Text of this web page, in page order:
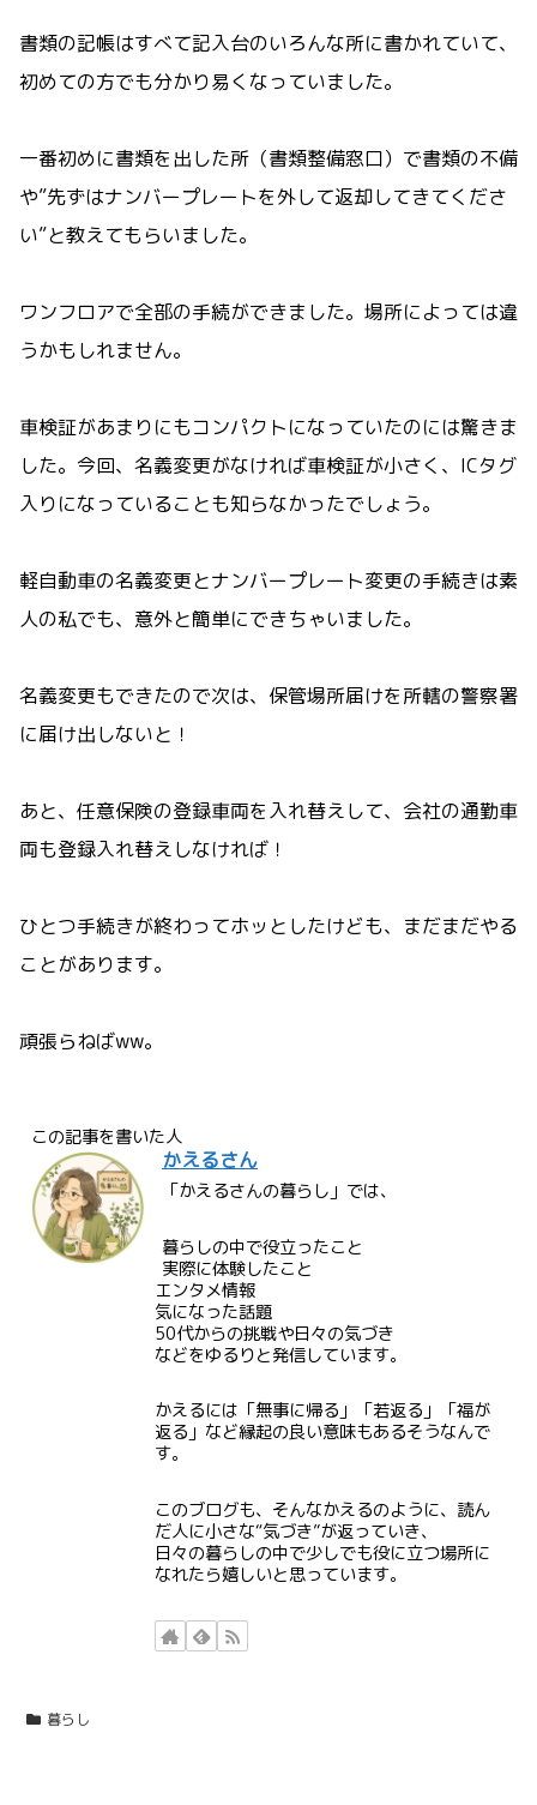
書類の記帳はすべて記入台のいろんな所に書かれていて、
初めての方でも分かり易くなっていました。
一番初めに書類を出した所（書類整備窓口）で書類の不備
や”先ずはナンバープレートを外して返却してきてくださ
い”と教えてもらいました。
ワンフロアで全部の手続ができました。場所によっては違
うかもしれません。
車検証があまりにもコンパクトになっていたのには驚きま
した。今回、名義変更がなければ車検証が小さく、ICタグ
入りになっていることも知らなかったでしょう。
軽自動車の名義変更とナンバープレート変更の手続きは素
人の私でも、意外と簡単にできちゃいました。
名義変更もできたので次は、保管場所届けを所轄の警察署
に届け出しないと！
あと、任意保険の登録車両を入れ替えして、会社の通勤車
両も登録入れ替えしなければ！
ひとつ手続きが終わってホッとしたけども、まだまだやる
ことがあります。
頑張らねばww。
この記事を書いた人
かえるさん
「かえるさんの暮らし」では、
暮らしの中で役立ったこと
実際に体験したこと
エンタメ情報
気になった話題
50代からの挑戦や日々の気づき
などをゆるりと発信しています。
かえるには「無事に帰る」「若返る」「福が
返る」など縁起の良い意味もあるそうなんで
す。
このブログも、そんなかえるのように、読ん
だ人に小さな“気づき”が返っていき、
日々の暮らしの中で少しでも役に立つ場所に
なれたら嬉しいと思っています。
暮らし